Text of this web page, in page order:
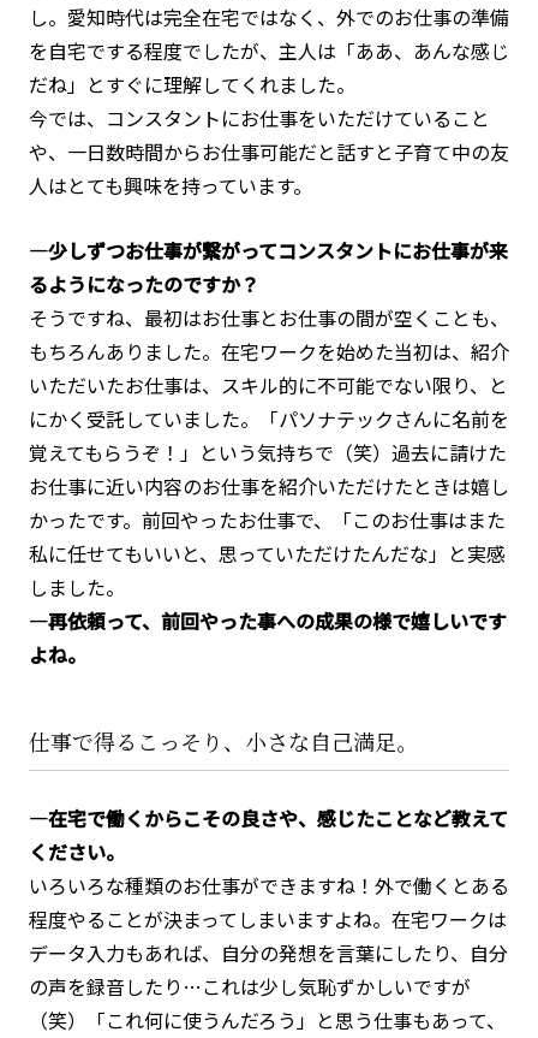
し。愛知時代は完全在宅ではなく、外でのお仕事の準備
を自宅でする程度でしたが、主人は「ああ、あんな感じ
だね」とすぐに理解してくれました。
今では、コンスタントにお仕事をいただけていること
や、一日数時間からお仕事可能だと話すと子育て中の友
人はとても興味を持っています。
―少しずつお仕事が繋がってコンスタントにお仕事が来
るようになったのですか？
そうですね、最初はお仕事とお仕事の間が空くことも、
もちろんありました。在宅ワークを始めた当初は、紹介
いただいたお仕事は、スキル的に不可能でない限り、と
にかく受託していました。「パソナテックさんに名前を
覚えてもらうぞ！」という気持ちで（笑）過去に請けた
お仕事に近い内容のお仕事を紹介いただけたときは嬉し
かったです。前回やったお仕事で、「このお仕事はまた
私に任せてもいいと、思っていただけたんだな」と実感
しました。
―再依頼って、前回やった事への成果の様で嬉しいです
よね。
仕事で得るこっそり、小さな自己満足。
―在宅で働くからこその良さや、感じたことなど教えて
ください。
いろいろな種類のお仕事ができますね！外で働くとある
程度やることが決まってしまいますよね。在宅ワークは
データ入力もあれば、自分の発想を言葉にしたり、自分
の声を録音したり…これは少し気恥ずかしいですが
（笑）「これ何に使うんだろう」と思う仕事もあって、